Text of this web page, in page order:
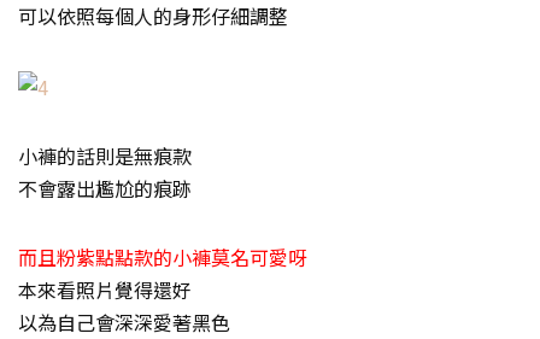
可以依照每個人的身形仔細調整
小褲的話則是無痕款
不會露出尷尬的痕跡
而且粉紫點點款的小褲莫名可愛呀
本來看照片覺得還好
以為自己會深深愛著黑色